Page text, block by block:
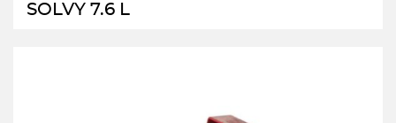
SOLVY 7.6 L